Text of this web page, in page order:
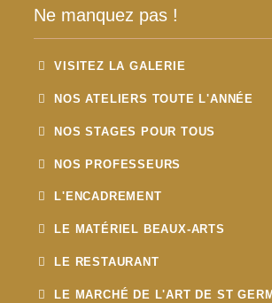
Ne manquez pas !
VISITEZ LA GALERIE
NOS ATELIERS TOUTE L'ANNÉE
NOS STAGES POUR TOUS
NOS PROFESSEURS
L'ENCADREMENT
LE MATÉRIEL BEAUX-ARTS
LE RESTAURANT
LE MARCHÉ DE L'ART DE ST